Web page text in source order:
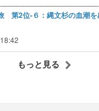
第2位-６：縄文杉の血潮を
もっと見る